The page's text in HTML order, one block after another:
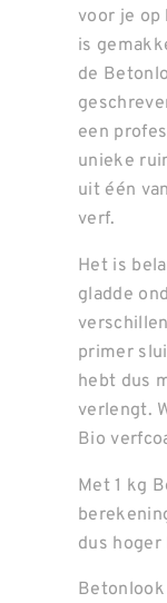
voor je
is
de
een
unieke
uit één
verf.
Het is
gladde
primer
hebt dus
verlengt.
Bio
Met 1 kg
dus hoger